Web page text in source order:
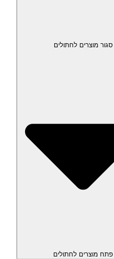
סגור מוצרים לחתולים
פתח מוצרים לחתולים